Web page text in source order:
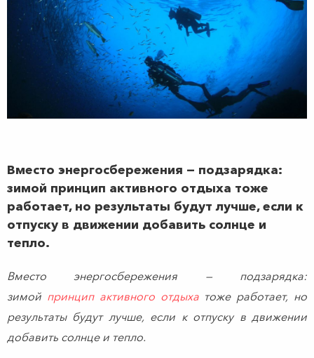
Вместо энергосбережения — подзарядка:
зимой принцип активного отдыха тоже
работает, но результаты будут лучше, если к
отпуску в движении добавить солнце и
тепло.
Вместо энергосбережения — подзарядка:
зимой принцип активного отдыхатоже работает, но
результаты будут лучше, если к отпуску в движении
добавить солнце и тепло.